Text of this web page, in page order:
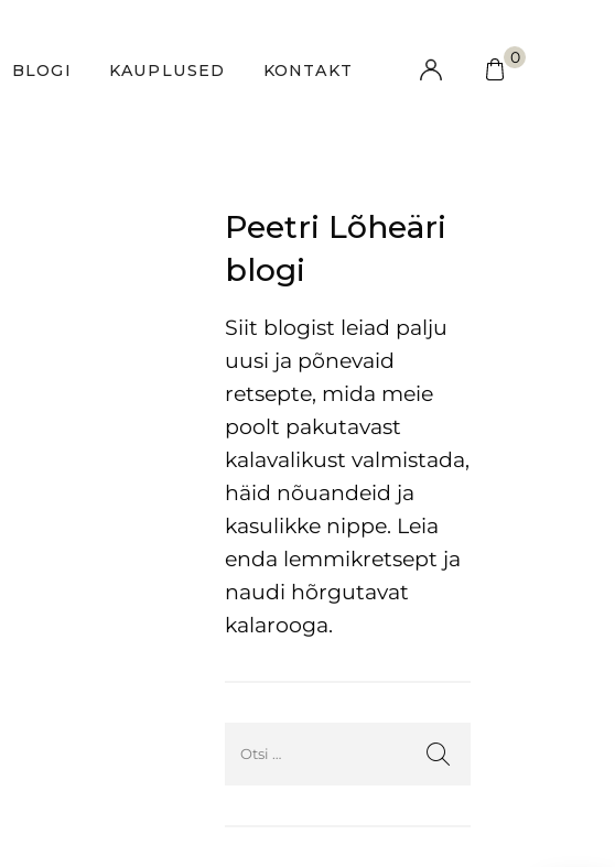
BLOGI KAUPLUSED KONTAKT
0
Peetri Lõheäri
blogi
Siit blogist leiad palju
uusi ja põnevaid
retsepte, mida meie
poolt pakutavast
kalavalikust valmistada,
häid nõuandeid ja
kasulikke nippe. Leia
enda lemmikretsept ja
naudi hõrgutavat
kalarooga.